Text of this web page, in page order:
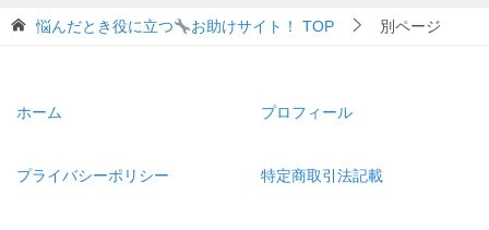
悩んだとき役に立つ お助けサイト！ TOP 別ページ
ホーム プロフィール
プライバシーポリシー 特定商取引法記載